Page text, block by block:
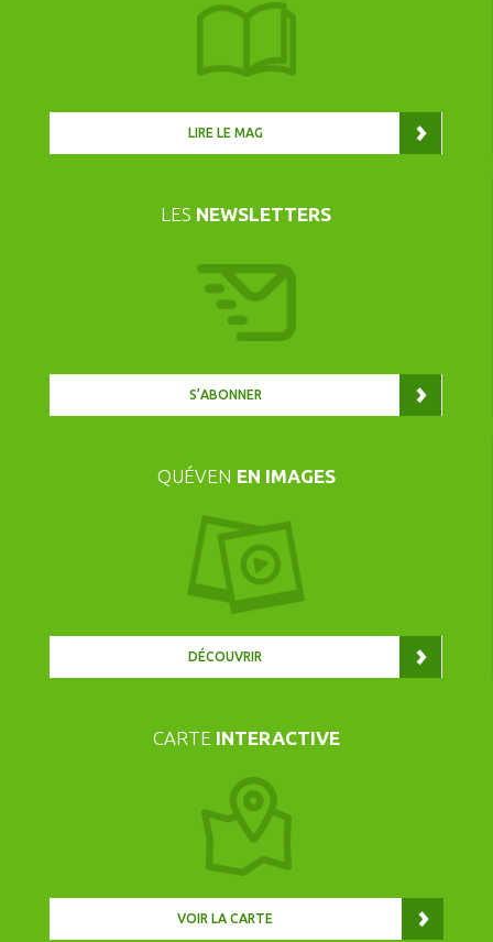
LIRE LE MAG
LES NEWSLETTERS
S’ABONNER
QUÉVEN EN IMAGES
DÉCOUVRIR
CARTE INTERACTIVE
VOIR LA CARTE